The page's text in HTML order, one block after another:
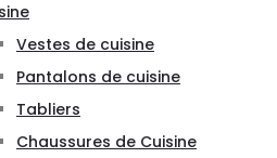
Vestes de cuisine
Pantalons de cuisine
Tabliers
Chaussures de Cuisine